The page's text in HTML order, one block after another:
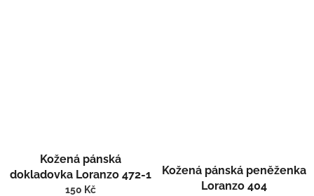
Kožená pánská
dokladovka Loranzo 472-1
150 Kč
Kožená pánská peněženka
Loranzo 404